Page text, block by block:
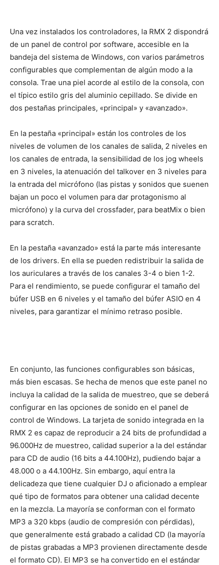
Una vez instalados los controladores, la RMX 2 dispondrá
de un panel de control por software, accesible en la
bandeja del sistema de Windows, con varios parámetros
configurables que complementan de algún modo a la
consola. Trae una piel acorde al estilo de la consola, con
el típico estilo gris del aluminio cepillado. Se divide en
dos pestañas principales, «principal» y «avanzado».
En la pestaña «principal» están los controles de los
niveles de volumen de los canales de salida, 2 niveles en
los canales de entrada, la sensibilidad de los jog wheels
en 3 niveles, la atenuación del talkover en 3 niveles para
la entrada del micrófono (las pistas y sonidos que suenen
bajan un poco el volumen para dar protagonismo al
micrófono) y la curva del crossfader, para beatMix o bien
para scratch.
En la pestaña «avanzado» está la parte más interesante
de los drivers. En ella se pueden redistribuir la salida de
los auriculares a través de los canales 3-4 o bien 1-2.
Para el rendimiento, se puede configurar el tamaño del
búfer USB en 6 niveles y el tamaño del búfer ASIO en 4
niveles, para garantizar el mínimo retraso posible.
En conjunto, las funciones configurables son básicas,
más bien escasas. Se hecha de menos que este panel no
incluya la calidad de la salida de muestreo, que se deberá
configurar en las opciones de sonido en el panel de
control de Windows. La tarjeta de sonido integrada en la
RMX 2 es capaz de reproducir a 24 bits de profundidad a
96.000Hz de muestreo, calidad superior a la del estándar
para CD de audio (16 bits a 44.100Hz), pudiendo bajar a
48.000 o a 44.100Hz. Sin embargo, aquí entra la
delicadeza que tiene cualquier DJ o aficionado a emplear
qué tipo de formatos para obtener una calidad decente
en la mezcla. La mayoría se conforman con el formato
MP3 a 320 kbps (audio de compresión con pérdidas),
que generalmente está grabado a calidad CD (la mayoría
de pistas grabadas a MP3 provienen directamente desde
el formato CD). El MP3 se ha convertido en el estándar